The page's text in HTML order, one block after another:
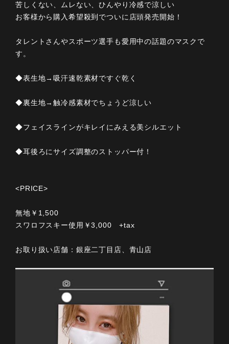
苦しくない、ムレない、ひんやり冷感で涼しい
お客様から購入希望殺到でついに店頭発売開始！
タレントさんやスポーツ選手も愛用中の話題のマスクで
す。
◆表生地→吸汗速乾素材ですぐ乾く
◆裏生地→触冷感素材でちょうど涼しい
◆フェイスラインがキレイにみえる美シルエット
◆耳後ろにサイズ調整のストッパー付！
<PRICE>
無地￥1,500
スワロフスキー使用￥3,000 +tax
お取り扱い店舗：銀座二丁目店、青山店